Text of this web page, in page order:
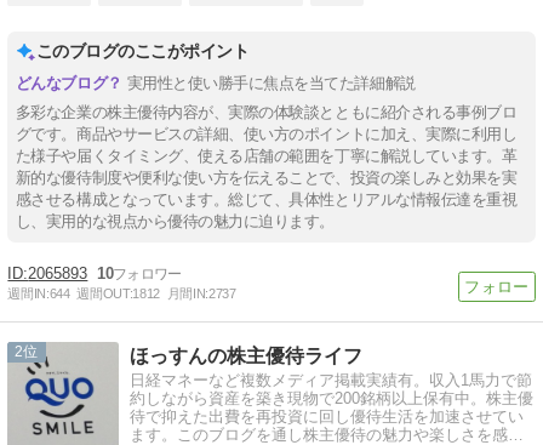
このブログのここがポイント
実用性と使い勝手に焦点を当てた詳細解説
多彩な企業の株主優待内容が、実際の体験談とともに紹介される事例ブロ
グです。商品やサービスの詳細、使い方のポイントに加え、実際に利用し
た様子や届くタイミング、使える店舗の範囲を丁寧に解説しています。革
新的な優待制度や便利な使い方を伝えることで、投資の楽しみと効果を実
感させる構成となっています。総じて、具体性とリアルな情報伝達を重視
し、実用的な視点から優待の魅力に迫ります。
2065893 10
週間IN:644 週間OUT:1812 月間IN:2737
2 ほっすんの株主優待ライフ
日経マネーなど複数メディア掲載実績有。収入1馬力で節
約しながら資産を築き現物で200銘柄以上保有中。株主優
待で抑えた出費を再投資に回し優待生活を加速させてい
ます。このブログを通し株主優待の魅力や楽しさを感じ